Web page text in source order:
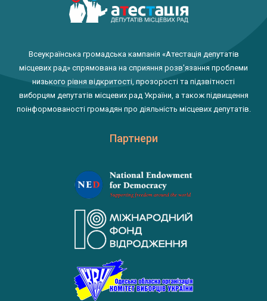
Всеукраїнська громадська кампанія «Атестація депутатів
місцевих рад» спрямована на сприяння розв'язання проблеми
низького рівня відкритості, прозорості та підзвітності
виборцям депутатів місцевих рад України, а також підвищення
поінформованості громадян про діяльність місцевих депутатів.
Партнери